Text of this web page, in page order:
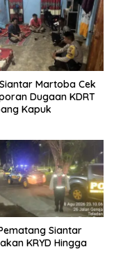
Martoba Cek
Dugaan KDRT
Kapuk
Siantar
KRYD Hingga